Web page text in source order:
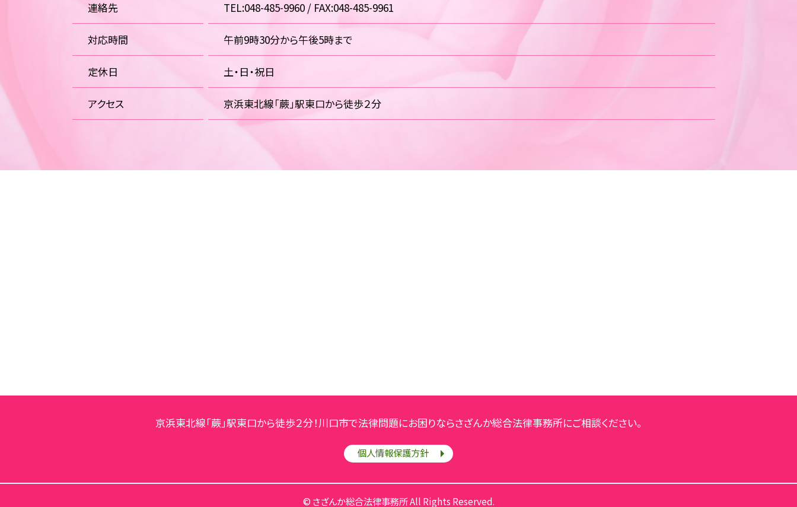
連絡先 TEL:048-485-9960 / FAX:048-485-9961
対応時間 午前9時30分から午後5時まで
定休日 土・日・祝日
アクセス 京浜東北線「蕨」駅東口から徒歩２分
京浜東北線「蕨」駅東口から徒歩２分！川口市で法律問題にお困りならさざんか総合法律事務所にご相談ください。
個人情報保護方針
© さざんか総合法律事務所All Rights Reserved.